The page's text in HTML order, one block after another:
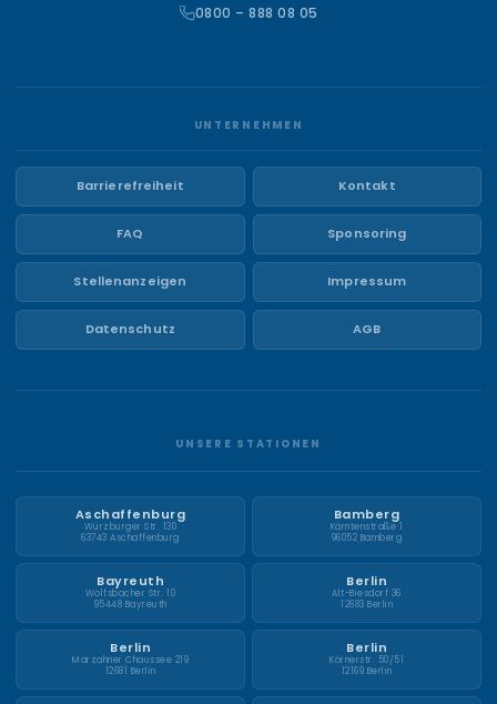
0800 – 888 08 05
UNTERNEHMEN
Barrierefreiheit Kontakt
FAQ Sponsoring
Stellenanzeigen Impressum
Datenschutz AGB
UNSERE STATIONEN
Aschaffenburg
Würzburger Str. 130
63743 Aschaffenburg
Bamberg
Kärntenstraße 1
96052 Bamberg
Bayreuth
Wolfsbacher Str. 10
95448 Bayreuth
Berlin
Alt-Biesdorf 36
12683 Berlin
Berlin
Marzahner Chaussee 219
12681 Berlin
Berlin
Körnerstr. 50/51
12169 Berlin